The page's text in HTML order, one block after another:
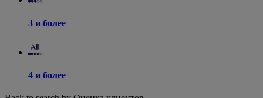
3 и более
4 и более